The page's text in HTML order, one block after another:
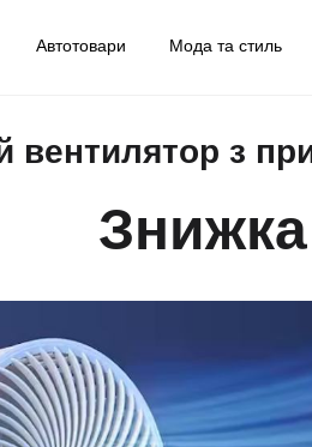
Автотовари Мода та стиль
вентилятор з